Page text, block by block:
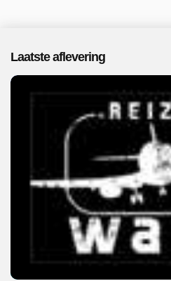
Vanuatu en Bhutan. Tom Waes
reisreportages op. Sinds 2025
beschikbaar. Er zijn 13
Laatste aflevering